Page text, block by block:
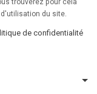
du site.
de confidentialité